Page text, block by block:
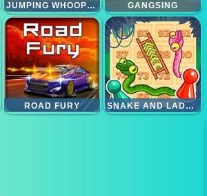
JUMPING WHOOPERS GANGSING
ROAD FURY SNAKE AND LADDER 2